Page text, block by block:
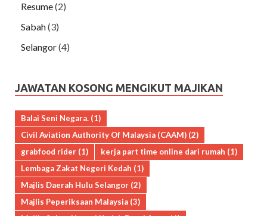
Resume(2)
Sabah(3)
Selangor(4)
JAWATAN KOSONG MENGIKUT MAJIKAN
Balai Seni Negara. (1)
Civil Aviation Authority Of Malaysia (CAAM) (2)
grabfood rider (1) kerja part time online dari rumah (1)
Lembaga Zakat Negeri Kedah (1)
Majlis Daerah Hulu Selangor (2)
Majlis Peperiksaan Malaysia (3)